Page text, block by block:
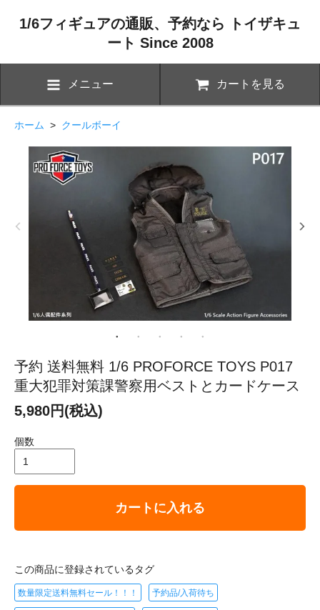
1/6フィギュアの通販、予約なら トイザキュ
ート Since 2008
メニュー カートを見る
ホーム > クールボーイ
予約 送料無料 1/6 PROFORCE TOYS P017
重大犯罪対策課警察用ベストとカードケース
5,980円(税込)
個数
カートに入れる
この商品に登録されているタグ
数量限定送料無料セール！！！ 予約品/入荷待ち